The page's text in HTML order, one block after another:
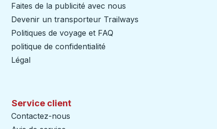
Faites de la publicité avec nous
Devenir un transporteur Trailways
Politiques de voyage et FAQ
politique de confidentialité
Légal
Service client
Contactez-nous